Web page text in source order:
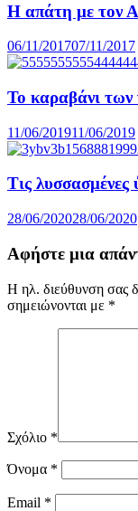
Η απάτη με τον
06/11/201707/11/2017
Το καραβάνι των
11/06/201911/06/2019
Τις λυσσασμένες
28/06/202028/06/2020
Αφήστε μια
Η ηλ. διεύθυνση σας
σημειώνονται με *
Σχόλιο *
Όνομα *
Email *